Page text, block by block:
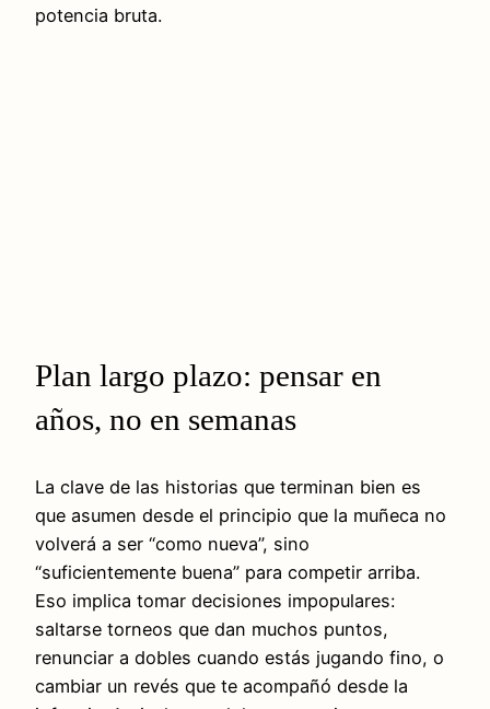
potencia bruta.
Plan largo plazo: pensar en
años, no en semanas
La clave de las historias que terminan bien es
que asumen desde el principio que la muñeca no
volverá a ser “como nueva”, sino
“suficientemente buena” para competir arriba.
Eso implica tomar decisiones impopulares:
saltarse torneos que dan muchos puntos,
renunciar a dobles cuando estás jugando fino, o
cambiar un revés que te acompañó desde la